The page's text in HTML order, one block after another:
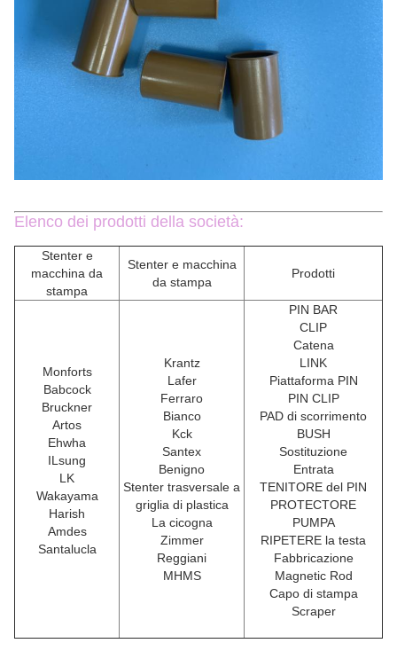
Elenco dei prodotti della società:
Stenter e
macchina da
stampa
Stenter e macchina
da stampa
Prodotti
Monforts
Babcock
Bruckner
Artos
Ehwha
ILsung
LK
Wakayama
Harish
Amdes
Santalucla
Krantz
Lafer
Ferraro
Bianco
Kck
Santex
Benigno
Stenter trasversale a
griglia di plastica
La cicogna
Zimmer
Reggiani
MHMS
PIN BAR
CLIP
Catena
LINK
Piattaforma PIN
PIN CLIP
PAD di scorrimento
BUSH
Sostituzione
Entrata
TENITORE del PIN
PROTECTORE
PUMPA
RIPETERE la testa
Fabbricazione
Magnetic Rod
Capo di stampa
Scraper